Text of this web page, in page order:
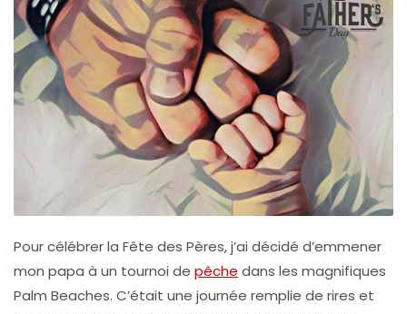
Pour célébrer la Fête des Pères, j’ai décidé d’emmener
mon papa à un tournoi de pêche dans les magnifiques
Palm Beaches. C’était une journée remplie de rires et